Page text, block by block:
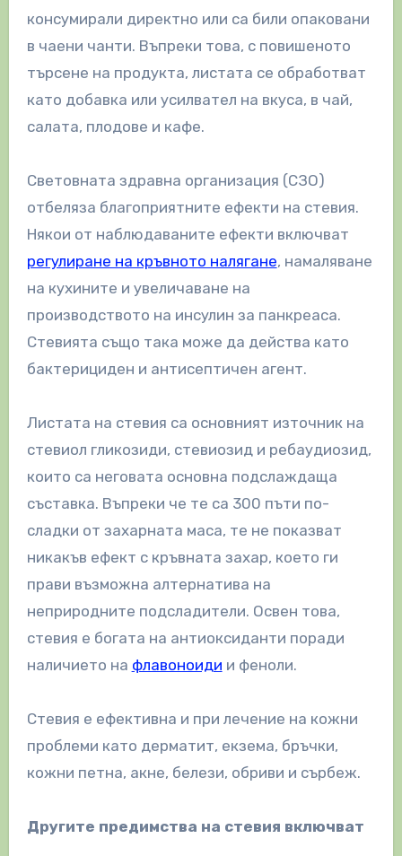
консумирали директно или са били опаковани
в чаени чанти. Въпреки това, с повишеното
търсене на продукта, листата се обработват
като добавка или усилвател на вкуса, в чай,
салата, плодове и кафе.
Световната здравна организация (СЗО)
отбеляза благоприятните ефекти на стевия.
Някои от наблюдаваните ефекти включват
регулиране на кръвното налягане, намаляване
на кухините и увеличаване на
производството на инсулин за панкреаса.
Стевията също така може да действа като
бактерициден и антисептичен агент.
Листата на стевия са основният източник на
стевиол гликозиди, стевиозид и ребаудиозид,
които са неговата основна подслаждаща
съставка. Въпреки че те са 300 пъти по-
сладки от захарната маса, те не показват
никакъв ефект с кръвната захар, което ги
прави възможна алтернатива на
неприродните подсладители. Освен това,
стевия е богата на антиоксиданти поради
наличието на флавоноиди и феноли.
Стевия е ефективна и при лечение на кожни
проблеми като дерматит, екзема, бръчки,
кожни петна, акне, белези, обриви и сърбеж.
Другите предимства на стевия включват